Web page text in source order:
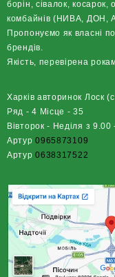
борін, сівалок,
комбайнів (НИВА, ДОН,
Пропонуємо як власні
брендів.
Якість, перевірена
Харків авторинок Лоск
Ряд - 4 Місце - 35
Вівторок - Неділя з 9.00
Артур0965873109
Артур0638317522